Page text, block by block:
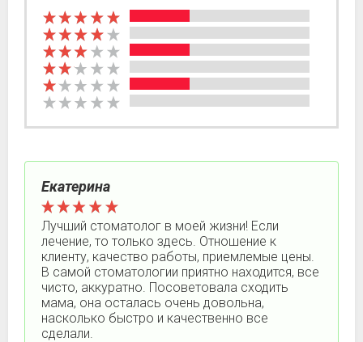
Екатерина
Лучший стоматолог в моей жизни! Если
лечение, то только здесь. Отношение к
клиенту, качество работы, приемлемые цены.
В самой стоматологии приятно находится, все
чисто, аккуратно. Посоветовала сходить
мама, она осталась очень довольна,
насколько быстро и качественно все
сделали.